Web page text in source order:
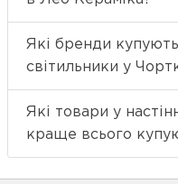
Які бренди купують
світильники у
Які товари у
краще всього